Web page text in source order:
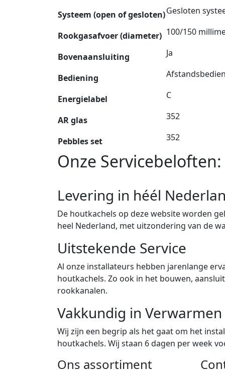
Systeem (open of gesloten)Gesloten
Rookgasafvoer (diameter) 100/150
Bovenaansluiting Ja
Bediening
Energielabel C
AR glas 352
Pebbles set 352
Onze Servicebeloften:
Levering in héél
De houtkachels op deze website worden
heel Nederland, met uitzondering van de
Uitstekende Service
Al onze installateurs hebben jarenlange
houtkachels. Zo ook in het bouwen,
rookkanalen.
Vakkundig in Verwarmen
Wij zijn een begrip als het gaat om het
houtkachels. Wij staan 6 dagen per week
Ons assortiment